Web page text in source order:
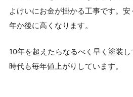
よけいにお金が掛かる工事です。
年か後に高くなります。
10年を超えたらなるべく早く塗装
時代も毎年値上がりしています。